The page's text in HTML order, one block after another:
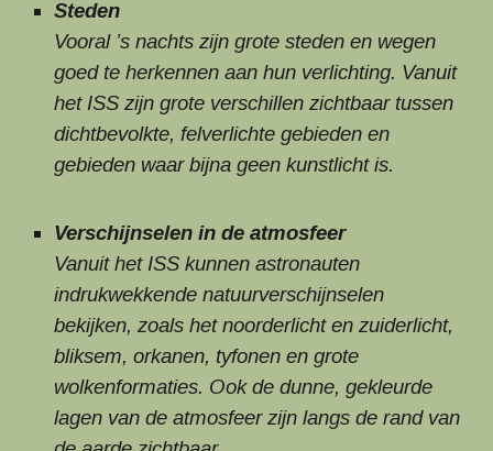
Steden
Vooral ’s nachts zijn grote steden en wegen
goed te herkennen aan hun verlichting. Vanuit
het ISS zijn grote verschillen zichtbaar tussen
dichtbevolkte, felverlichte gebieden en
gebieden waar bijna geen kunstlicht is.
Verschijnselen in de atmosfeer
Vanuit het ISS kunnen astronauten
indrukwekkende natuurverschijnselen
bekijken, zoals het noorderlicht en zuiderlicht,
bliksem, orkanen, tyfonen en grote
wolkenformaties. Ook de dunne, gekleurde
lagen van de atmosfeer zijn langs de rand van